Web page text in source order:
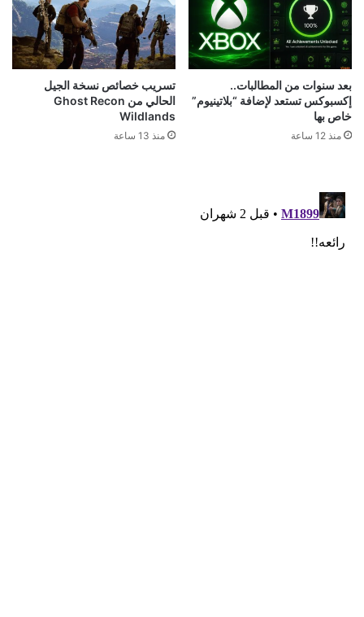
بعد سنوات من المطالبات..
إكسبوكس تستعد لإضافة “بلاتينيوم”
خاص بها
منذ 12 ساعة
تسريب خصائص نسخة الجيل
الحالي من Ghost Recon
Wildlands
منذ 13 ساعة